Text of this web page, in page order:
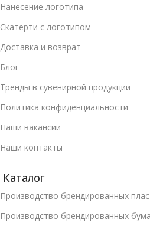
Нанесение логотипа
Скатерти с логотипом
Доставка и возврат
Блог
Тренды в сувенирной продукции
Политика конфиденциальности
Наши вакансии
Наши контакты
Каталог
Производство брендированных
Производство брендированных